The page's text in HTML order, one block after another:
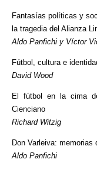
Fantasías políticas y
la tragedia del Alianza
Aldo Panfichi y Víctor
Fútbol, cultura e
David Wood
El fútbol en la cima
Cienciano
Richard Witzig
Don Varleiva: memorias
Aldo Panfichi